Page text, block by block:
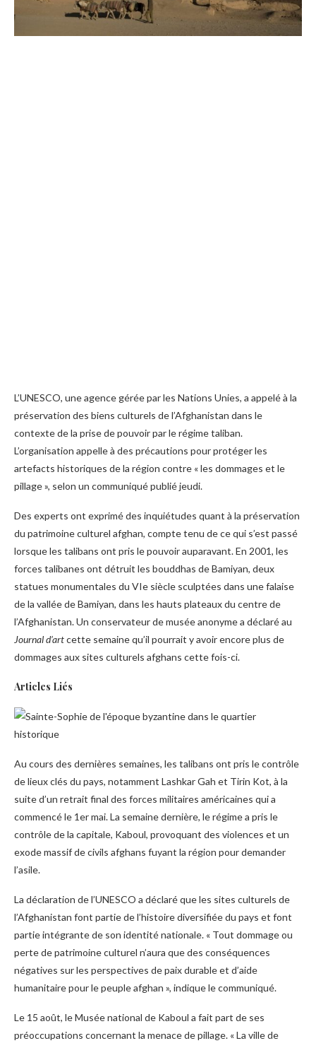
L’UNESCO, une agence gérée par les Nations Unies, a appelé à la
préservation des biens culturels de l’Afghanistan dans le
contexte de la prise de pouvoir par le régime taliban.
L’organisation appelle à des précautions pour protéger les
artefacts historiques de la région contre « les dommages et le
pillage », selon un communiqué publié jeudi.
Des experts ont exprimé des inquiétudes quant à la préservation
du patrimoine culturel afghan, compte tenu de ce qui s’est passé
lorsque les talibans ont pris le pouvoir auparavant. En 2001, les
forces talibanes ont détruit les bouddhas de Bamiyan, deux
statues monumentales du VIe siècle sculptées dans une falaise
de la vallée de Bamiyan, dans les hauts plateaux du centre de
l’Afghanistan. Un conservateur de musée anonyme a déclaré au
Journal d’artcette semaine qu’il pourrait y avoir encore plus de
dommages aux sites culturels afghans cette fois-ci.
Articles Liés
Au cours des dernières semaines, les talibans ont pris le contrôle
de lieux clés du pays, notamment Lashkar Gah et Tirin Kot, à la
suite d’un retrait final des forces militaires américaines qui a
commencé le 1er mai. La semaine dernière, le régime a pris le
contrôle de la capitale, Kaboul, provoquant des violences et un
exode massif de civils afghans fuyant la région pour demander
l’asile.
La déclaration de l’UNESCO a déclaré que les sites culturels de
l’Afghanistan font partie de l’histoire diversifiée du pays et font
partie intégrante de son identité nationale. « Tout dommage ou
perte de patrimoine culturel n’aura que des conséquences
négatives sur les perspectives de paix durable et d’aide
humanitaire pour le peuple afghan », indique le communiqué.
Le 15 août, le Musée national de Kaboul a fait part de ses
préoccupations concernant la menace de pillage. « La ville de